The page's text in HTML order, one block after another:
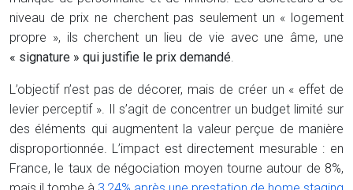
niveau de prix ne cherchent pas seulement un « logement
propre », ils cherchent un lieu de vie avec une âme, une
« signature » qui justifie le prix demandé
L’objectif n’est pas de décorer, mais de créer un « effet de
levier perceptif ». Il s’agit de concentrer un budget limité sur
des éléments qui augmentent la valeur perçue de manière
disproportionnée. L’impact est directement mesurable : en
France, le taux de négociation moyen tourne autour de 8%,